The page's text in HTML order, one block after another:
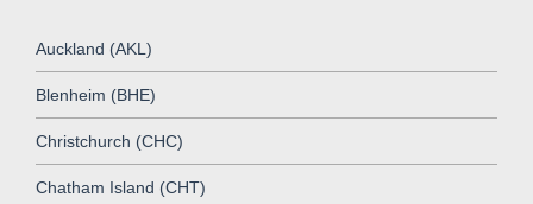
Auckland (AKL)
Blenheim (BHE)
Christchurch (CHC)
Chatham Island (CHT)